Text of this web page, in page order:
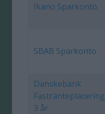
Ikano Sparkonto
SBAB Sparkonto
Danskebank
Fastränteplacering
3 år